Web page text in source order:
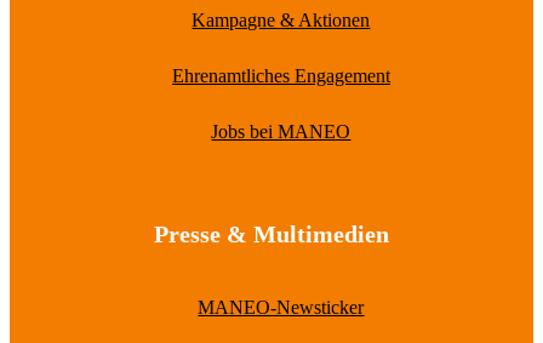
Kampagne & Aktionen
Ehrenamtliches Engagement
Jobs bei MANEO
Presse & Multimedien
MANEO-Newsticker